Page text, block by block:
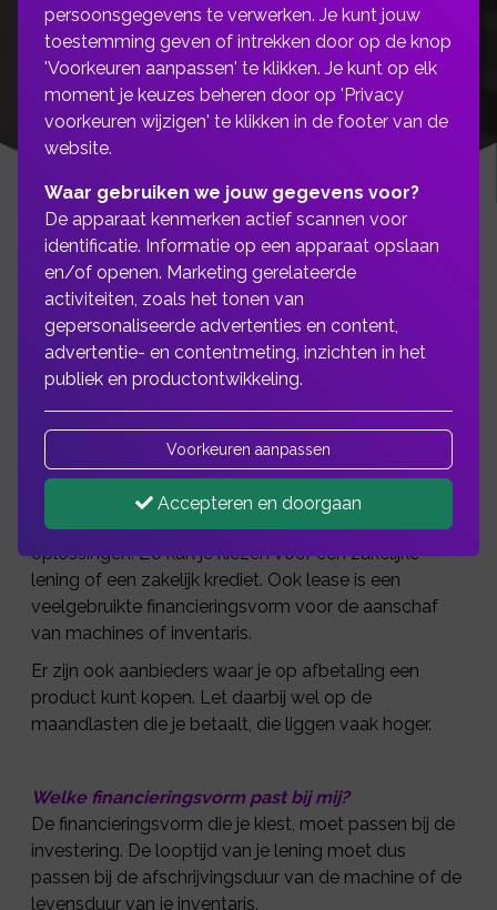
Als ondernemer wilt u vooruit en investeren in
nieuwe machines en inventaris. Vaak kunt of
wilt u dat niet allemaal zelf bekostigen.
Daarvoor kunt u een zakelijke lening
Hoe financieren?
Hiervoor bieden geldverstrekkers verschillende
oplossingen. Zo kun je kiezen voor een zakelijke
lening of een zakelijk krediet. Ook lease is een
veelgebruikte financieringsvorm voor de aanschaf
van machines of inventaris.
Er zijn ook aanbieders waar je op afbetaling een
product kunt kopen. Let daarbij wel op de
maandlasten die je betaalt, die liggen vaak hoger.
Welke financieringsvorm past bij mij?
De financieringsvorm die je kiest, moet passen bij de
investering. De looptijd van je lening moet dus
passen bij de afschrijvingsduur van de machine of de
levensduur van je inventaris.
persoonsgegevens te verwerken. Je kunt jouw
toestemming geven of intrekken door op de knop
'Voorkeuren aanpassen' te klikken. Je kunt op elk
moment je keuzes beheren door op 'Privacy
voorkeuren wijzigen' te klikken in de footer van de
website.
Waar gebruiken we jouw gegevens voor?
De apparaat kenmerken actief scannen voor
identificatie. Informatie op een apparaat opslaan
en/of openen. Marketing gerelateerde
activiteiten, zoals het tonen van
gepersonaliseerde advertenties en content,
advertentie- en contentmeting, inzichten in het
publiek en productontwikkeling.
Voorkeuren aanpassen
Accepteren en doorgaan